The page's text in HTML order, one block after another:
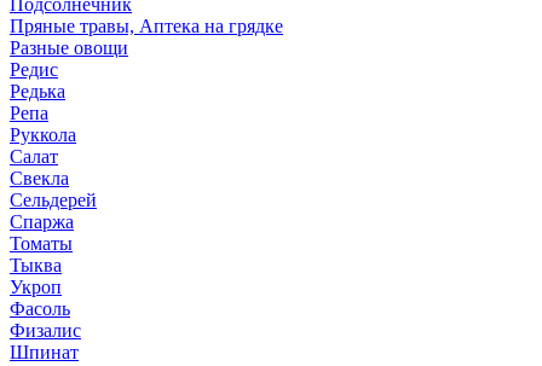
Пряные травы, Аптека на грядке
Разные овощи
Редис
Редька
Репа
Руккола
Салат
Свекла
Сельдерей
Спаржа
Томаты
Тыква
Укроп
Фасоль
Физалис
Шпинат